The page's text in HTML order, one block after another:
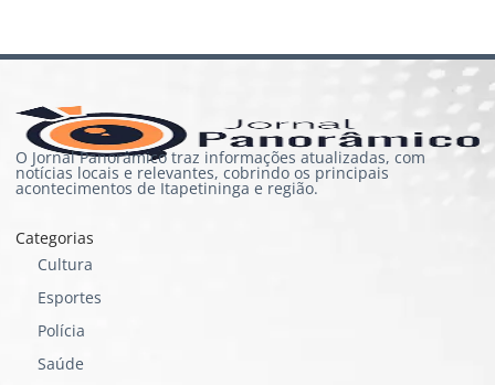
O Jornal Panorâmico traz informações atualizadas, com
notícias locais e relevantes, cobrindo os principais
acontecimentos de Itapetininga e região.
Categorias
Cultura
Esportes
Polícia
Saúde